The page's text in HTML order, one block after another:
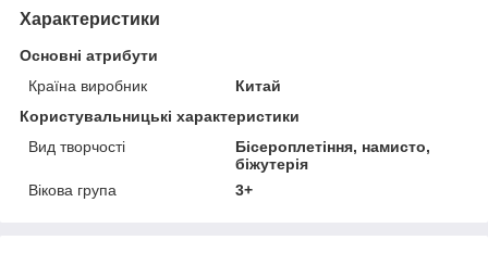
Характеристики
Основні атрибути
Країна виробник
Китай
Користувальницькі характеристики
Вид творчості
Бісероплетіння, намисто,
біжутерія
Вікова група
3+